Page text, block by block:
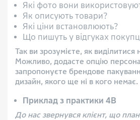
Які фото вони
Як описують товари?
Які ціни встановлюють?
Що пишуть у відгуках
Так ви зрозумієте, як виділитися
Можливо, додасте опцію
запропонуєте брендове
дизайн, якого ще ні в кого немає.
Приклад з практики 4B
До нас звернувся клієнт, що